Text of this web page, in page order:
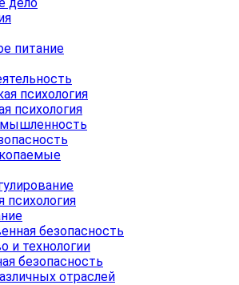
питание
психология
психология
психология
безопасность
и технологии
безопасность
отраслей